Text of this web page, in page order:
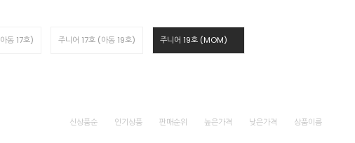
동 17호) 주니어 17호 (아동 19호) 주니어 19호 (MOM)
신상품순 인기상품 판매순위 높은가격 낮은가격 상품이름